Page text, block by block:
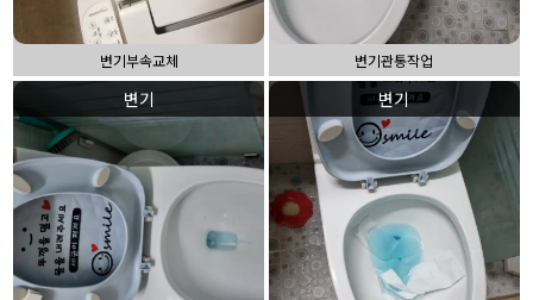
변기부속교체 변기관통작업
변기 변기